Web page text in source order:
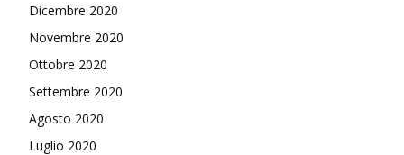
Dicembre 2020
Novembre 2020
Ottobre 2020
Settembre 2020
Agosto 2020
Luglio 2020